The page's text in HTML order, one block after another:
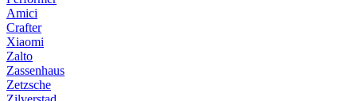
Amici
Crafter
Xiaomi
Zalto
Zassenhaus
Zetzsche